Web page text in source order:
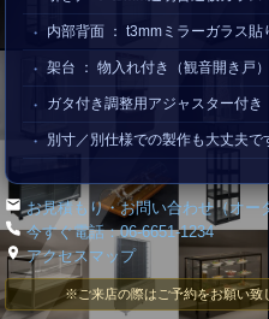
内部背面 ： t3mmミラーガラス貼
架台 ： 物入れ付き（観音開き戸）
ガタ付き調整用アジャスター付き
別寸／別仕様での製作も大丈夫で
お見積もり・お問い合わせ（オー
今すぐ電話：06-6651-1234
アクセスマップ
※ご来店の際はご予約をお願い